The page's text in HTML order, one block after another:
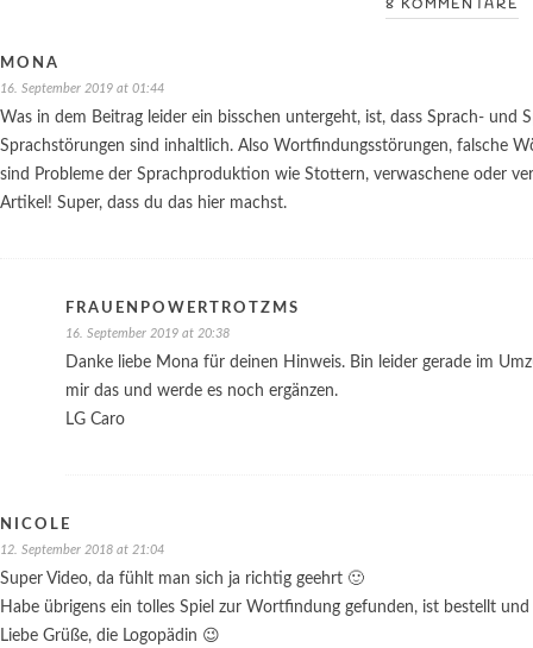
8 KOMMENTARE
MONA
16. September 2019 at 01:44
Was in dem Beitrag leider ein bisschen untergeht, ist, dass Sprach- und
Sprachstörungen sind inhaltlich. Also Wortfindungsstörungen, falsche
sind Probleme der Sprachproduktion wie Stottern, verwaschene oder
Artikel! Super, dass du das hier machst.
FRAUENPOWERTROTZMS
16. September 2019 at 20:38
Danke liebe Mona für deinen Hinweis. Bin leider gerade im
mir das und werde es noch ergänzen.
LG Caro
NICOLE
12. September 2018 at 21:04
Super Video, da fühlt man sich ja richtig geehrt 🙂
Habe übrigens ein tolles Spiel zur Wortfindung gefunden, ist bestellt
Liebe Grüße, die Logopädin 😉